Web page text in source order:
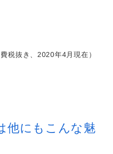
税抜き、2020年4月現在）
他にもこんな魅